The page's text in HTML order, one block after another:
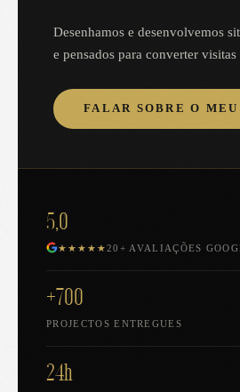
Desenhamos e desenvolvemos
e pensados para converter
FALAR SOBRE O
5,0
★★★★★20+ AVALIAÇÕES
+700
PROJECTOS ENTREGUES
24h